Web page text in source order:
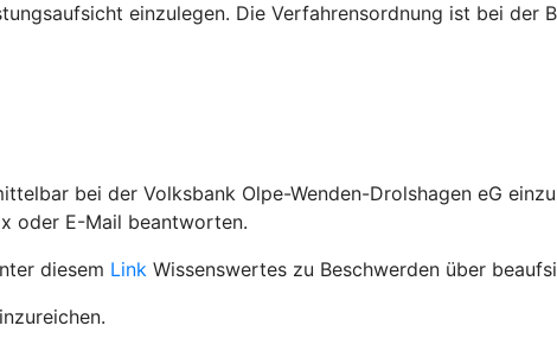
einzulegen. Die Verfahrensordnung ist bei der
bei der Volksbank Olpe-Wenden-Drolshagen eG
oder E-Mail beantworten.
diesem Link Wissenswertes zu Beschwerden über